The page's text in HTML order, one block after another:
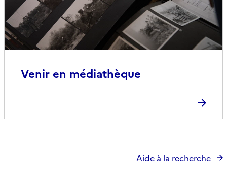
Venir en médiathèque
Aide à la recherche